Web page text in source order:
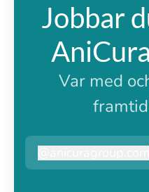
Jobbar
Var med
anicuragroup.com